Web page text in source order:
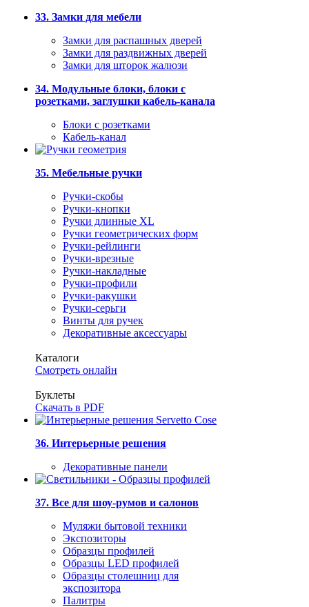
33. Замки для мебели
Замки для распашных дверей
Замки для раздвижных дверей
Замки для шторок жалюзи
34. Модульные блоки, блоки с
розетками, заглушки кабель-канала
Блоки с розетками
Кабель-канал
35. Мебельные ручки
Ручки-скобы
Ручки-кнопки
Ручки длинные XL
Ручки геометрических форм
Ручки-рейлинги
Ручки-врезные
Ручки-накладные
Ручки-профили
Ручки-ракушки
Ручки-серьги
Винты для ручек
Декоративные аксессуары
Каталоги
Смотреть онлайн
Буклеты
Скачать в PDF
36. Интерьерные решения
Декоративные панели
37. Все для шоу-румов и салонов
Муляжи бытовой техники
Экспозиторы
Образцы профилей
Образцы LED профилей
Образцы столешниц для
экспозитора
Палитры